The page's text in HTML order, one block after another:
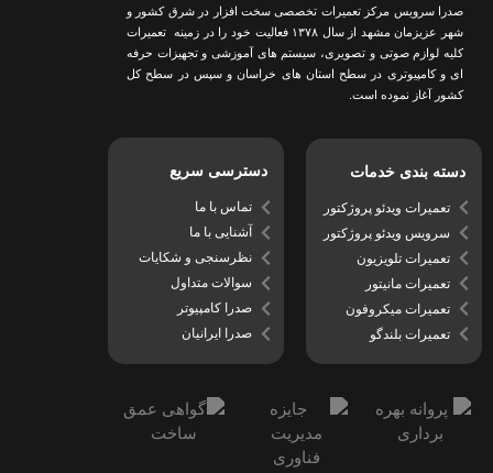
صدرا سرویس مرکز تعمیرات تخصصی سخت افزار در شرق کشور و
شهر عزیزمان مشهد از سال ١٣٧٨ فعالیت خود را در زمینه تعمیرات
کلیه لوازم صوتی و تصویری، سیستم های آموزشی و تجهیزات حرفه
ای و کامپیوتری در سطح استان های خراسان و سپس در سطح کل
کشور آغاز نموده است.
دسته بندی خدمات
تعمیرات ویدئو پروژکتور
سرویس ویدئو پروژکتور
تعمیرات تلویزیون
تعمیرات مانیتور
تعمیرات میکروفون
تعمیرات بلندگو
دسترسی سریع
تماس با ما
آشنایی با ما
نظرسنجی و شکایات
سوالات متداول
صدرا کامپیوتر
صدرا ایرانیان